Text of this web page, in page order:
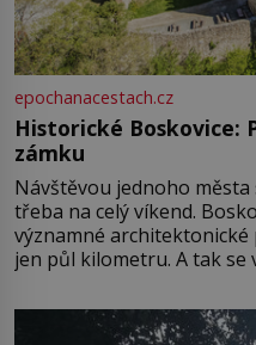
epochanacestach.cz
Historické Boskovice:
zámku
Návštěvou jednoho
třeba na celý víkend.
významné architektonické
jen půl kilometru. A tak se
Boskovice na okraji
ve13. století, a už v roce